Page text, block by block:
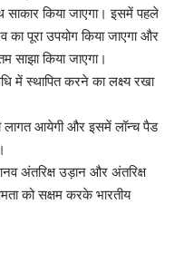
साकार किया जाएगा। इसमें पहले
पूरा उपयोग किया जाएगा और
साझा किया जाएगा।
में स्थापित करने का लक्ष्य रखा
लागत आयेगी और इसमें लॉन्च पैड
अंतरिक्ष उड़ान और अंतरिक्ष
को सक्षम करके भारतीय